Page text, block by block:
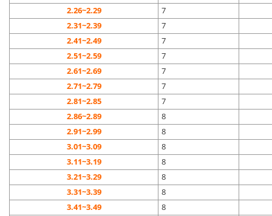
2.26~2.29
7
2.31~2.39
7
2.41~2.49
7
2.51~2.59
7
2.61~2.69
7
2.71~2.79
7
2.81~2.85
7
2.86~2.89
8
2.91~2.99
8
3.01~3.09
8
3.11~3.19
8
3.21~3.29
8
3.31~3.39
8
3.41~3.49
8